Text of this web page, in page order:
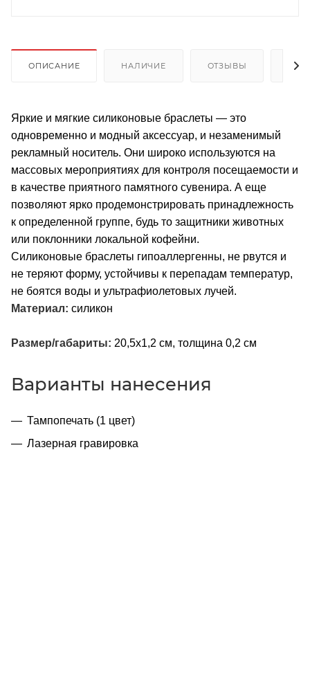
ОПИСАНИЕ НАЛИЧИЕ ОТЗЫВЫ
Яркие и мягкие силиконовые браслеты — это
одновременно и модный аксессуар, и незаменимый
рекламный носитель. Они широко используются на
массовых мероприятиях для контроля посещаемости и
в качестве приятного памятного сувенира. А еще
позволяют ярко продемонстрировать принадлежность
к определенной группе, будь то защитники животных
или поклонники локальной кофейни.
Силиконовые браслеты гипоаллергенны, не рвутся и
не теряют форму, устойчивы к перепадам температур,
не боятся воды и ультрафиолетовых лучей.
Материал: силикон
Размер/габариты: 20,5х1,2 см, толщина 0,2 см
Варианты нанесения
Тампопечать (1 цвет)
Лазерная гравировка